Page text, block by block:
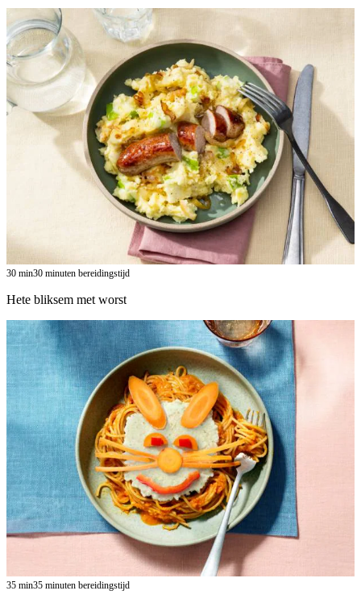
30 min30 minuten bereidingstijd
Hete bliksem met worst
35 min35 minuten bereidingstijd